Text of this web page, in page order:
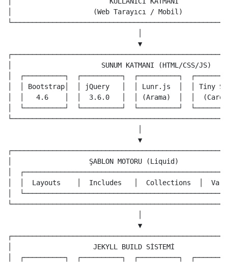
│                    (Web Tarayıcı / Mobil)
                                ▼
│                      SUNUM KATMANI (HTML/CSS/
│  ┌──────────┐  ┌──────────┐  ┌──────────┐
│  │ Bootstrap│  │ jQuery   │  │ Lunr.js  │  │ Tiny
│  │   4.6    │  │  3.6.0   │  │ (Arama)  │  │
│  └──────────┘  └──────────┘  └──────────┘
                                ▼
│                   ŞABLON MOTORU (Liquid)
│
│  │  Layouts    │  Includes   │  Collections  │
│
                                ▼
│                    JEKYLL BUILD SİSTEMİ
│  ┌──────────┐  ┌──────────┐  ┌──────────┐